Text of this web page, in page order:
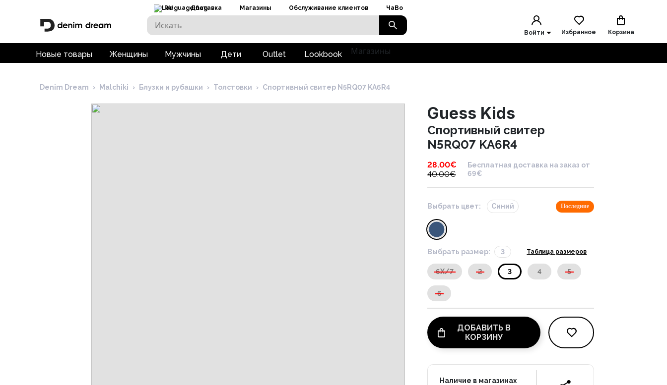
RU Доставка Магазины Обслуживание клиентов ЧаВо
Войти Избранное Корзина
Новые товары Женщины Мужчины Дети Outlet Lookbook Магазины
Denim Dream › Malchiki › Блузки и рубашки › Толстовки › Cпортивный свитер N5RQ07 KA6R4
Guess Kids
Cпортивный свитер
N5RQ07 KA6R4
28.00€
40.00€
Бесплатная доставка на заказ от
69€
Выбрать цвет: Синий Последние
Выбрать размер: 3 Таблица размеров
6X/7 2 3 4 5
6
ДОБАВИТЬ В
КОРЗИНУ
Наличие в магазинах